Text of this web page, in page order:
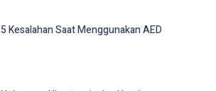
5 Kesalahan Saat Menggunakan AED